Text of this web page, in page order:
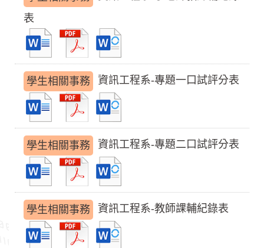
表
學生相關事務 資訊工程系-專題一口試評分表
學生相關事務 資訊工程系-專題二口試評分表
學生相關事務 資訊工程系-教師課輔紀錄表